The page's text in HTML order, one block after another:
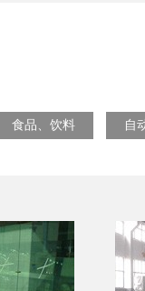
食品、饮料 自